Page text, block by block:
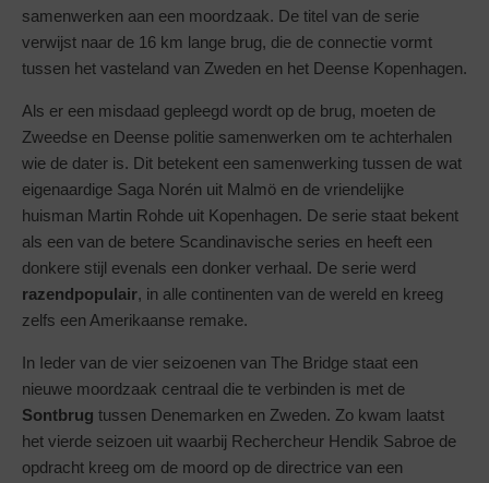
samenwerken aan een moordzaak. De titel van de serie
verwijst naar de 16 km lange brug, die de connectie vormt
tussen het vasteland van Zweden en het Deense Kopenhagen.
Als er een misdaad gepleegd wordt op de brug, moeten de
Zweedse en Deense politie samenwerken om te achterhalen
wie de dater is. Dit betekent een samenwerking tussen de wat
eigenaardige Saga Norén uit Malmö en de vriendelijke
huisman Martin Rohde uit Kopenhagen. De serie staat bekent
als een van de betere Scandinavische series en heeft een
donkere stijl evenals een donker verhaal. De serie werd
razendpopulair, in alle continenten van de wereld en kreeg
zelfs een Amerikaanse remake.
In Ieder van de vier seizoenen van The Bridge staat een
nieuwe moordzaak centraal die te verbinden is met de
Sontbrug tussen Denemarken en Zweden. Zo kwam laatst
het vierde seizoen uit waarbij Rechercheur Hendik Sabroe de
opdracht kreeg om de moord op de directrice van een